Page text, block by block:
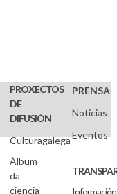
PROXECTOS
DE
DIFUSIÓN
Culturagalega
Álbum
da
ciencia
PRENSA
Noticias
Eventos
Información